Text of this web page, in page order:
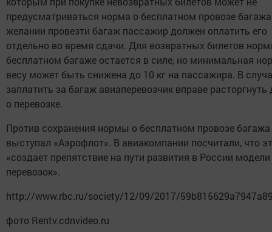
предусматриваться норма о бесплатном провозе
желании провезти багаж пассажир должен оплатить его
отдельно во время сдачи. Для возвратных билетов
бесплатном багаже остается в силе, но минимальная
весу может быть снижена до 10 кг на пассажира. В
заплатить за багаж авиаперевозчик вправе расторгнуть
о перевозке.
Против сохранения нормы о бесплатном провозе багажа
выступал «Аэрофлот». В авиакомпании посчитали, что
«создает препятствие на пути развития в России модели
перевозок».
http://www.rbc.ru/society/12/09/2017/
фото Rentv.cdnvideo.ru